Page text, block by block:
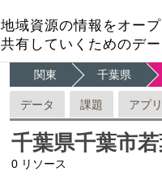
地域資源の情報をオー
共有していくためのデ
関東 千葉県
データ 課題 アプリ
千葉県千葉市
0 リソース